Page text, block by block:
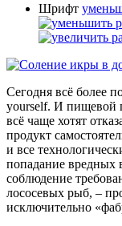
Шрифт
Сегодня всё более
yourself. И пищевой
всё чаще хотят
продукт
и все
попадание вредных
соблюдение
лососевых рыб, –
исключительно